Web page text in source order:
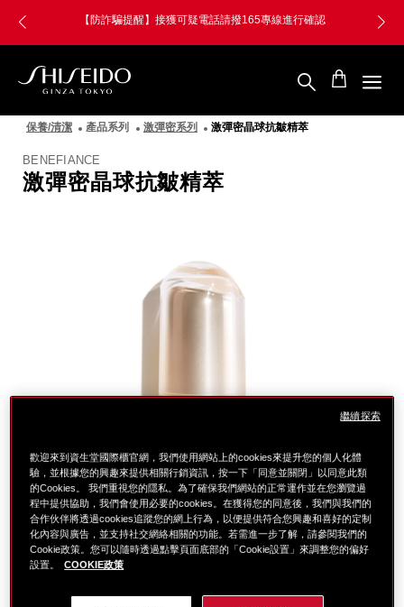
【防詐騙提醒】接獲可疑電話請撥165專線進行確認
資
生
國
際
櫃
保養/清潔 產品系列 激彈密系列 激彈密晶球抗皺精萃
BENEFIANCE
激彈密晶球抗皺精萃
歡迎來到資生堂國際櫃官網，我們使用網站上的cookies來提升您的個人化體
驗，並根據您的興趣來提供相關行銷資訊，按一下「同意並關閉」以同意此類
的Cookies。 我們重視您的隱私。為了確保我們網站的正常運作並在您瀏覽過
程中提供協助，我們會使用必要的cookies。在獲得您的同意後，我們與我們的
合作伙伴將透過cookies追蹤您的網上行為，以便提供符合您興趣和喜好的定制
化內容與廣告，並支持社交網絡相關的功能。若需進一步了解，請參閱我們的
Cookie政策。您可以隨時透過點擊頁面底部的「Cookie設置」來調整您的偏好
設置。
COOKIE政策
繼續探索